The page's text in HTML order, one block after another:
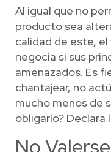
Al igual que no
producto sea
calidad de este,
negocia si sus
amenazados. Es
chantajear, no
mucho menos de
obligarlo? Declara
No